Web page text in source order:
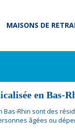
MAISONS DE
en Bas-
Rhin sont des
âgées ou